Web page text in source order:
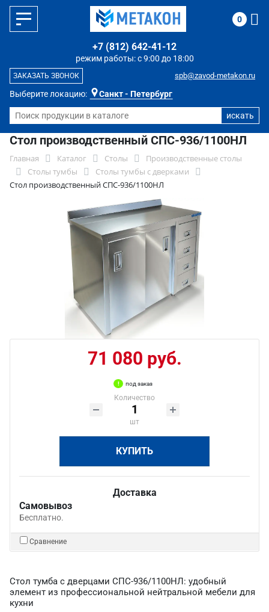
Выберите локацию: Санкт - Петербург
режим работы: с 9:00 до 18:00
+7 (812) 642-41-12
spb@zavod-metakon.ru
ЗАКАЗАТЬ ЗВОНОК
0
Стол производственный СПС-936/1100НЛ
Главная Каталог Столы
Производственные столы
Столы тумбы
Столы тумбы с дверками
Стол производственный СПС-936/1100НЛ
71 080 руб.
под заказ
Количество
шт
КУПИТЬ
Доставка
Самовывоз
Бесплатно.
Сравнение
Стол тумба с дверцами СПС-936/1100НЛ: удобный
элемент из профессиональной нейтральной мебели для
кухни